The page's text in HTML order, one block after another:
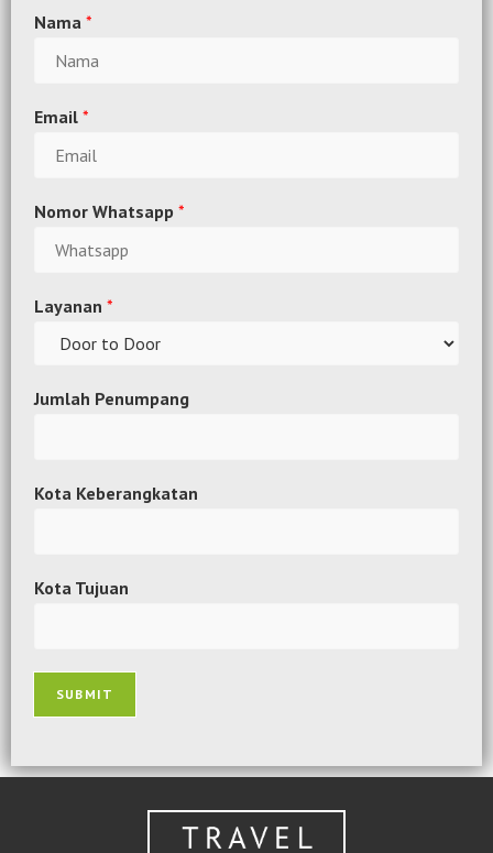
Nama *
Email *
Nomor Whatsapp *
Layanan *
Jumlah Penumpang
Kota Keberangkatan
Kota Tujuan
SUBMIT